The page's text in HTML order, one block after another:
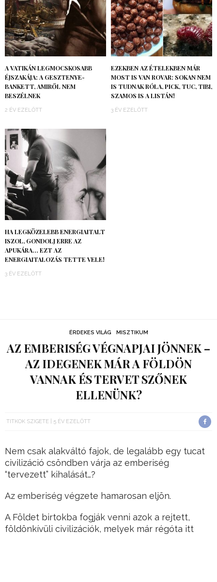
A VATIKÁN LEGMOCSKOSABB
ÉJSZAKÁJA: A GESZTENYE-
BANKETT, AMIRŐL NEM
BESZÉLNEK
2 ÉV EZELŐTT
EZEKBEN AZ ÉTELEKBEN MÁR
MOST IS VAN ROVAR: SOKAN NEM
IS TUDNAK RÓLA, PICK, TUC, TIBI,
SZAMOS IS A LISTÁN!
3 ÉV EZELŐTT
HA LEGKÖZELEBB ENERGIAITALT
ISZOL, GONDOLJ ERRE AZ
APUKÁRA… EZT AZ
ENERGIAITALOZÁS TETTE VELE!
3 ÉV EZELŐTT
ÉRDEKES VILÁG MISZTIKUM
AZ EMBERISÉG VÉGNAPJAI JÖNNEK –
AZ IDEGENEK MÁR A FÖLDÖN
VANNAK ÉS TERVET SZŐNEK
ELLENÜNK?
TITKOK SZIGETE 5 ÉV EZELŐTT
Nem csak alakváltó fajok, de legalább egy tucat
civilizáció csöndben várja az emberiség
“tervezett” kihalását…?
Az emberiség végzete hamarosan eljön.
A Földet birtokba fogják venni azok a rejtett,
földönkívüli civilizációk, melyek már régóta itt